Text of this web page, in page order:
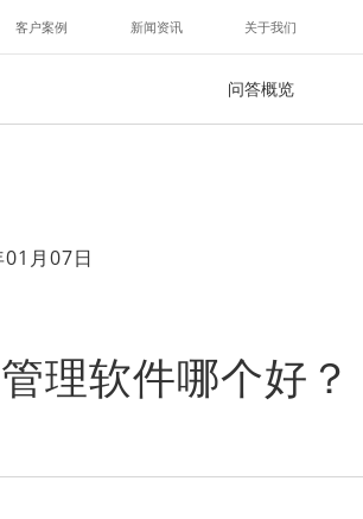
客户案例 新闻资讯 关于我们
问答概览
月07日
理软件哪个好？